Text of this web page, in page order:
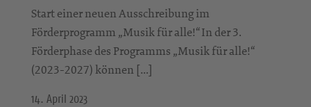
Start einer neuen Ausschreibung im
Förderprogramm „Musik für alle!“ In der 3.
Förderphase des Programms „Musik für alle!“
(2023-2027) können […]
14. April 2023